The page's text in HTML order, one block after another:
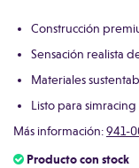
Construcción
Sensación realista
Materiales
Listo para
Más información:941-
Producto con stock